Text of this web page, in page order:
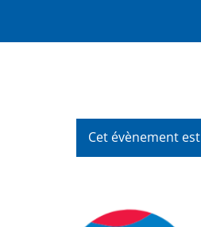
Cet évènement